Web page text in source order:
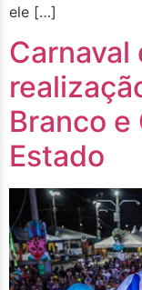
ele […]
Carnaval
Branco e
Estado